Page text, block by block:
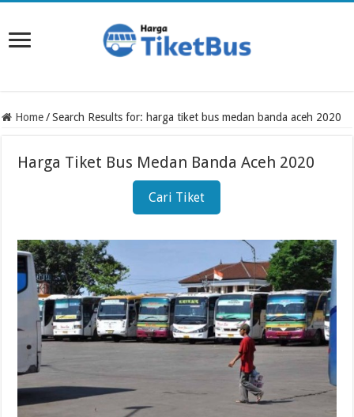
Home / Search Results for: harga tiket bus medan banda aceh 2020
Harga Tiket Bus Medan Banda Aceh 2020
Cari Tiket